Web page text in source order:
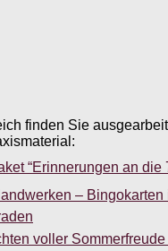
finden Sie
“Erinnerungen an die
– Bingokarten
voller